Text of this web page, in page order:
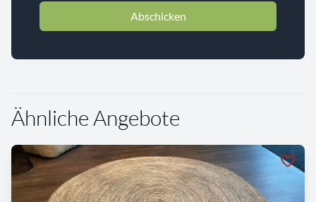
Abschicken
Ähnliche Angebote